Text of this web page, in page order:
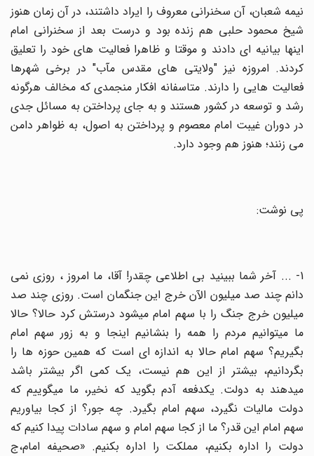
نیمه شعبان، آن سخنرانی معروف را ایراد داشتند، در آن زمان هنوز
شیخ محمود حلبی هم زنده بود و درست بعد از سخنرانی امام
اینها بیانیه ای دادند و موقتا و ظاهرا فعالیت های خود را تعلیق
کردند. امروزه نیز "ولایتی های مقدس مآب" در برخی شهرها
فعالیت هایی را دارند. متاسفانه افکار منجمدی که مخالف هرگونه
رشد و توسعه در کشور هستند و به جای پرداختن به مسائل جدی
در دوران غیبت امام معصوم و پرداختن به اصول، به ظواهر دامن
می زنند؛ هنوز هم وجود دارد.
پی نوشت:
1- ... آخر شما ببینید بی ‏اطلاعى چقدر! آقا، ما امروز ، روزى نمی
‏دانم چند صد میلیون الآن خرج این جنگمان است. روزى چند صد
میلیون خرج جنگ را با سهم امام میشود درستش کرد حالا؟ حالا
ما میتوانیم مردم را همه را بنشانیم اینجا و به زور سهم امام
بگیریم؟ سهم امام حالا به اندازه ‏اى است که همین حوزه‏ ها را
بگردانیم، بیشتر از این هم نیست، یک کمى اگر بیشتر باشد
می‏دهند به دولت. یکدفعه آدم بگوید که نخیر، ما میگوییم که
دولت مالیات نگیرد، سهم امام بگیرد. چه جور؟ از کجا بیاوریم
سهم امام این قدر؟ ما از کجا سهم امام و سهم سادات پیدا کنیم که
دولت را اداره بکنیم، مملکت را اداره بکنیم. «صحیفه امام،ج